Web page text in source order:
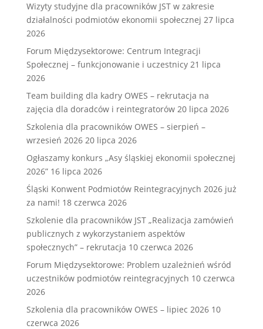
Wizyty studyjne dla pracowników JST w zakresie
działalności podmiotów ekonomii społecznej 27 lipca
2026
Forum Międzysektorowe: Centrum Integracji
Społecznej – funkcjonowanie i uczestnicy 21 lipca
2026
Team building dla kadry OWES – rekrutacja na
zajęcia dla doradców i reintegratorów 20 lipca 2026
Szkolenia dla pracowników OWES – sierpień –
wrzesień 2026 20 lipca 2026
Ogłaszamy konkurs „Asy śląskiej ekonomii społecznej
2026” 16 lipca 2026
Śląski Konwent Podmiotów Reintegracyjnych 2026 już
za nami! 18 czerwca 2026
Szkolenie dla pracowników JST „Realizacja zamówień
publicznych z wykorzystaniem aspektów
społecznych” – rekrutacja 10 czerwca 2026
Forum Międzysektorowe: Problem uzależnień wśród
uczestników podmiotów reintegracyjnych 10 czerwca
2026
Szkolenia dla pracowników OWES – lipiec 2026 10
czerwca 2026